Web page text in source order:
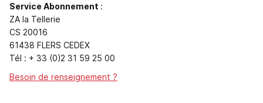
Service Abonnement :
ZA la Tellerie
CS 20016
61438 FLERS CEDEX
Tél : + 33 (0)2 31 59 25 00
Besoin de renseignement ?